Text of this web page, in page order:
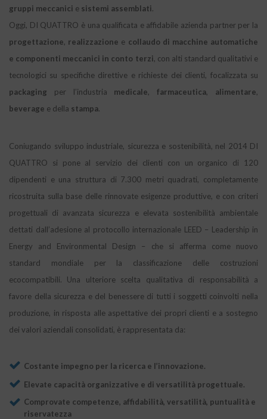
gruppi meccanici e sistemi assemblati.
Oggi, DI QUATTRO è una qualificata e affidabile azienda partner per la
progettazione, realizzazione e collaudo di macchine automatiche
e componenti meccanici in conto terzi, con alti standard qualitativi e
tecnologici su specifiche direttive e richieste dei clienti, focalizzata su
packaging per l’industria medicale,farmaceutica, alimentare,
beverage e della stampa.
Coniugando sviluppo industriale, sicurezza e sostenibilità, nel 2014 DI
QUATTRO si pone al servizio dei clienti con un organico di 120
dipendenti e una struttura di 7.300 metri quadrati, completamente
ricostruita sulla base delle rinnovate esigenze produttive, e con criteri
progettuali di avanzata sicurezza e elevata sostenibilità ambientale
dettati dall’adesione al protocollo internazionale LEED – Leadership in
Energy and Environmental Design – che si afferma come nuovo
standard mondiale per la classificazione delle costruzioni
ecocompatibili. Una ulteriore scelta qualitativa di responsabilità a
favore della sicurezza e del benessere di tutti i soggetti coinvolti nella
produzione, in risposta alle aspettative dei propri clienti e a sostegno
dei valori aziendali consolidati, è rappresentata da:
Costante impegno per la ricerca e l’innovazione.
Elevate capacità organizzative e di versatilità progettuale.
Comprovate competenze, affidabilità, versatilità, puntualità e
riservatezza